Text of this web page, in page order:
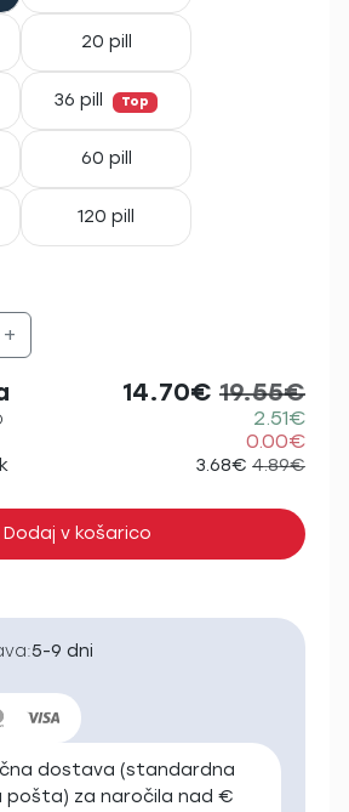
20 pill
36 pill Top
60 pill
120 pill
+
14.70€ 19.55€
2.51€
0.00€
3.68€ 4.89€
Dodaj v košarico
5-9 dni
dostava (standardna
pošta) za naročila nad €